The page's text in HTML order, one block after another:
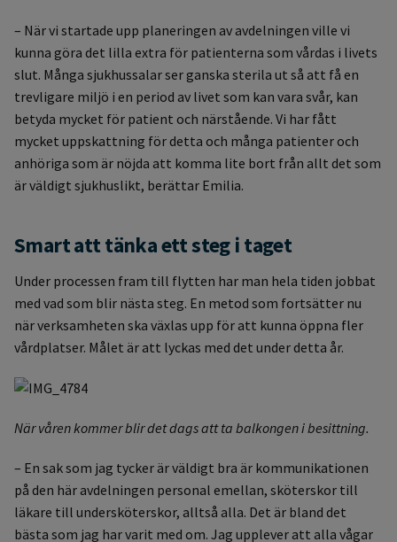
– När vi startade upp planeringen av avdelningen ville vi
kunna göra det lilla extra för patienterna som vårdas i livets
slut. Många sjukhussalar ser ganska sterila ut så att få en
trevligare miljö i en period av livet som kan vara svår, kan
betyda mycket för patient och närstående. Vi har fått
mycket uppskattning för detta och många patienter och
anhöriga som är nöjda att komma lite bort från allt det som
är väldigt sjukhuslikt, berättar Emilia.
Smart att tänka ett steg i taget
Under processen fram till flytten har man hela tiden jobbat
med vad som blir nästa steg. En metod som fortsätter nu
när verksamheten ska växlas upp för att kunna öppna fler
vårdplatser. Målet är att lyckas med det under detta år.
När våren kommer blir det dags att ta balkongen i besittning.
– En sak som jag tycker är väldigt bra är kommunikationen
på den här avdelningen personal emellan, sköterskor till
läkare till undersköterskor, alltså alla. Det är bland det
bästa som jag har varit med om. Jag upplever att alla vågar